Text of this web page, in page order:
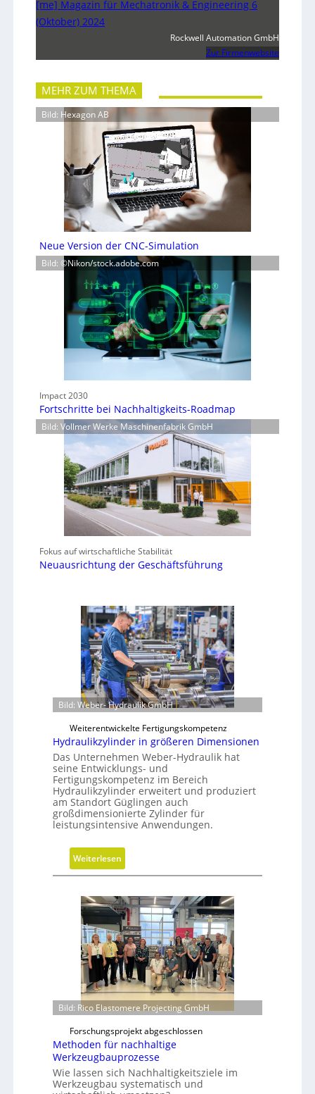
[me] Magazin für Mechatronik & Engineering 6
(Oktober) 2024
Rockwell Automation GmbH
Zur Firmenwebsite
MEHR ZUM THEMA
Bild: Hexagon AB
Neue Version der CNC-Simulation
Bild: ©Nikon/stock.adobe.com
Impact 2030
Fortschritte bei Nachhaltigkeits-Roadmap
Bild: Vollmer Werke Maschinenfabrik GmbH
Fokus auf wirtschaftliche Stabilität
Neuausrichtung der Geschäftsführung
Bild: Weber- Hydraulik GmbH
Weiterentwickelte Fertigungskompetenz
Hydraulikzylinder in größeren Dimensionen
Das Unternehmen Weber-Hydraulik hat
seine Entwicklungs- und
Fertigungskompetenz im Bereich
Hydraulikzylinder erweitert und produziert
am Standort Güglingen auch
großdimensionierte Zylinder für
leistungsintensive Anwendungen.
Weiterlesen
H
d
r
a
u
l
i
k
z
l
i
n
d
Bild: Rico Elastomere Projecting GmbH
Forschungsprojekt abgeschlossen
Methoden für nachhaltige
Werkzeugbauprozesse
Wie lassen sich Nachhaltigkeitsziele im
Werkzeugbau systematisch und